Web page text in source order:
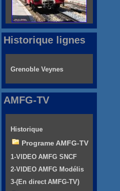
Historique lignes
Grenoble Veynes
AMFG-TV
Historique
Programe AMFG-TV
1-VIDEO AMFG SNCF
2-VIDEO AMFG Modélis
3-(En direct AMFG-TV)